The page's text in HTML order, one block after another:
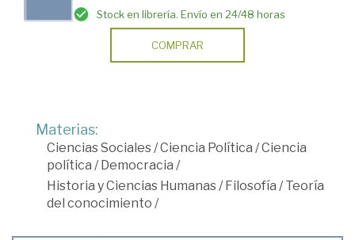
Stock en librería. Envío en 24/48 horas
COMPRAR
Materias:
Ciencias Sociales/Ciencia Política /Ciencia
política /Democracia /
Historia y Ciencias Humanas/Filosofía /Teoría
del conocimiento /